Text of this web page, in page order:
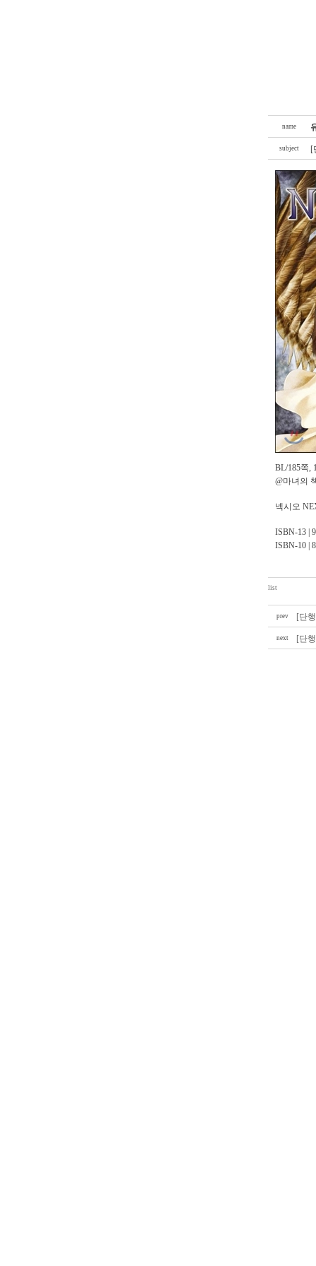
name
subject [
BL/185쪽,
@마녀의
넥시오
ISBN-13 |
ISBN-10 |
list
prev [단
next [단